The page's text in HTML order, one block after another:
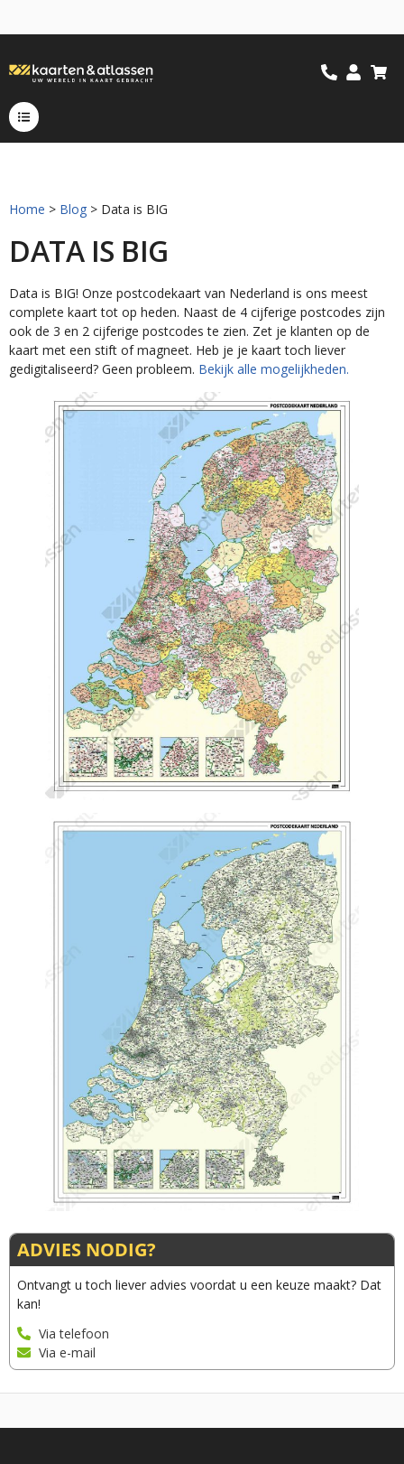
Home > Blog > Data is BIG
DATA IS BIG
Data is BIG! Onze postcodekaart van Nederland is ons meest
complete kaart tot op heden. Naast de 4 cijferige postcodes zijn
ook de 3 en 2 cijferige postcodes te zien. Zet je klanten op de
kaart met een stift of magneet. Heb je je kaart toch liever
gedigitaliseerd? Geen probleem. Bekijk alle mogelijkheden.
ADVIES NODIG?
Ontvangt u toch liever advies voordat u een keuze maakt? Dat
kan!
Via telefoon
Via e-mail